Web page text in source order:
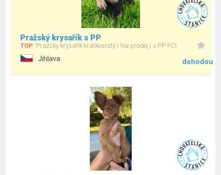
Pražský krysařík s PP
TOP Pražský krysařík krátkosrstý Na prodej s PP FCI
Jihlava dohodou